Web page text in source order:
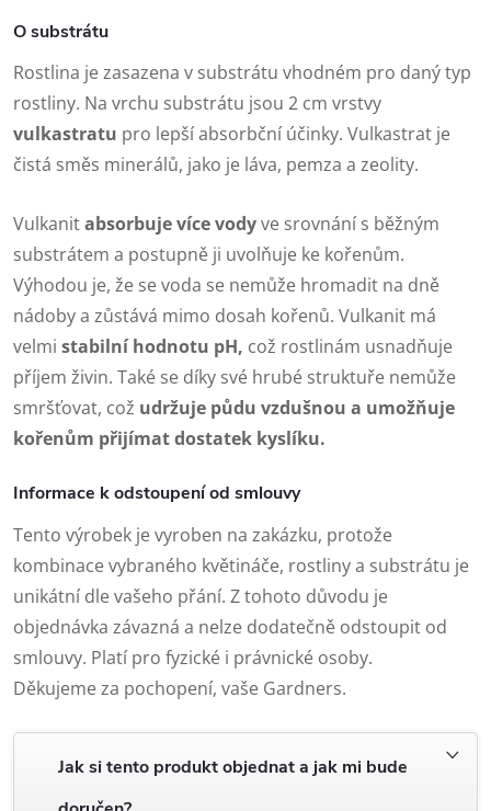
O substrátu
Rostlina je zasazena v substrátu vhodném pro daný typ
rostliny. Na vrchu substrátu jsou 2 cm vrstvy
vulkastratu pro lepší absorbční účinky. Vulkastrat je
čistá směs minerálů, jako je láva, pemza a zeolity.
Vulkanitabsorbuje více vodyve srovnání s běžným
substrátem a postupně ji uvolňuje ke kořenům.
Výhodou je, že se voda se nemůže hromadit na dně
nádoby a zůstává mimo dosah kořenů. Vulkanit má
velmi stabilní hodnotu pH, což rostlinám usnadňuje
příjem živin. Také se díky své hrubé struktuře nemůže
smršťovat, což udržuje půdu vzdušnou a umožňuje
kořenům přijímat dostatek kyslíku.
Informace k odstoupení od smlouvy
Tento výrobek je vyroben na zakázku, protože
kombinace vybraného květináče, rostliny a substrátu je
unikátní dle vašeho přání. Z tohoto důvodu je
objednávka závazná a nelze dodatečně odstoupit od
smlouvy. Platí pro fyzické i právnické osoby.
Děkujeme za pochopení, vaše Gardners.
Jak si tento produkt objednat a jak mi bude